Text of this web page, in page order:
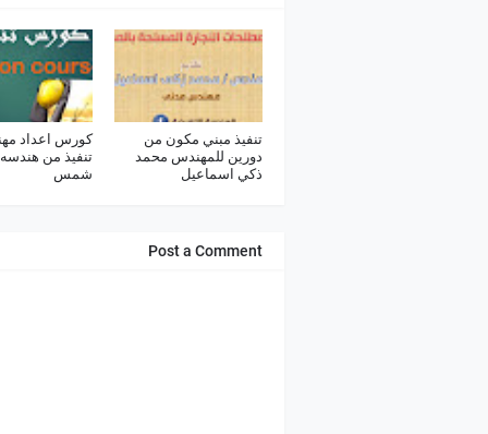
تنفيذ مبني مكون من
دورين للمهندس محمد
ذكي اسماعيل
كورس اعداد
تنفيذ من
شمس
Post a Comment